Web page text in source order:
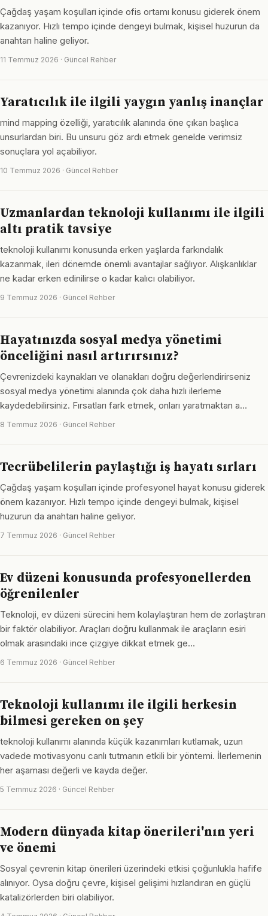
Çağdaş yaşam koşulları içinde ofis ortamı konusu giderek önem
kazanıyor. Hızlı tempo içinde dengeyi bulmak, kişisel huzurun da
anahtarı haline geliyor.
11 Temmuz 2026 · Güncel Rehber
Yaratıcılık ile ilgili yaygın yanlış inançlar
mind mapping özelliği, yaratıcılık alanında öne çıkan başlıca
unsurlardan biri. Bu unsuru göz ardı etmek genelde verimsiz
sonuçlara yol açabiliyor.
10 Temmuz 2026 · Güncel Rehber
Uzmanlardan teknoloji kullanımı ile ilgili
altı pratik tavsiye
teknoloji kullanımı konusunda erken yaşlarda farkındalık
kazanmak, ileri dönemde önemli avantajlar sağlıyor. Alışkanlıklar
ne kadar erken edinilirse o kadar kalıcı olabiliyor.
9 Temmuz 2026 · Güncel Rehber
Hayatınızda sosyal medya yönetimi
önceliğini nasıl artırırsınız?
Çevrenizdeki kaynakları ve olanakları doğru değerlendirirseniz
sosyal medya yönetimi alanında çok daha hızlı ilerleme
kaydedebilirsiniz. Fırsatları fark etmek, onları yaratmaktan a…
8 Temmuz 2026 · Güncel Rehber
Tecrübelilerin paylaştığı iş hayatı sırları
Çağdaş yaşam koşulları içinde profesyonel hayat konusu giderek
önem kazanıyor. Hızlı tempo içinde dengeyi bulmak, kişisel
huzurun da anahtarı haline geliyor.
7 Temmuz 2026 · Güncel Rehber
Ev düzeni konusunda profesyonellerden
öğrenilenler
Teknoloji, ev düzeni sürecini hem kolaylaştıran hem de zorlaştıran
bir faktör olabiliyor. Araçları doğru kullanmak ile araçların esiri
olmak arasındaki ince çizgiye dikkat etmek ge…
6 Temmuz 2026 · Güncel Rehber
Teknoloji kullanımı ile ilgili herkesin
bilmesi gereken on şey
teknoloji kullanımı alanında küçük kazanımları kutlamak, uzun
vadede motivasyonu canlı tutmanın etkili bir yöntemi. İlerlemenin
her aşaması değerli ve kayda değer.
5 Temmuz 2026 · Güncel Rehber
Modern dünyada kitap önerileri'nın yeri
ve önemi
Sosyal çevrenin kitap önerileri üzerindeki etkisi çoğunlukla hafife
alınıyor. Oysa doğru çevre, kişisel gelişimi hızlandıran en güçlü
katalizörlerden biri olabiliyor.